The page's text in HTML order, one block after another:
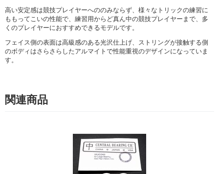
高い安定感は競技プレイヤーへののみならず、様々なトリックの練習に
ももってこいの性能で、練習用からど真ん中の競技プレイヤーまで、多
くのプレイヤーにおすすめできるモデルです。
フェイス側の表面は高級感のある光沢仕上げ、ストリングが接触する側
のボディはさらさらしたアルマイトで性能重視のデザインになっていま
す。
関連商品